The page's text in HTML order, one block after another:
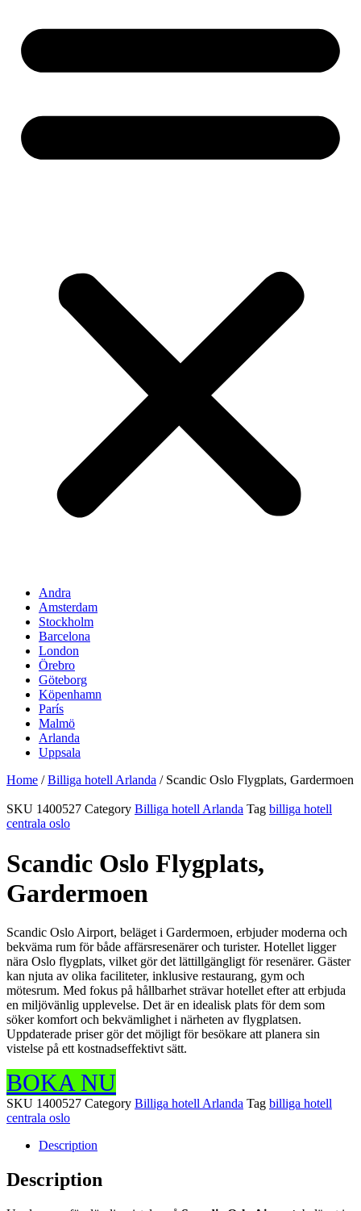
Andra
Amsterdam
Stockholm
Barcelona
London
Örebro
Göteborg
Köpenhamn
París
Malmö
Arlanda
Uppsala
Home /Billiga hotell Arlanda / Scandic Oslo Flygplats, Gardermoen
SKU 1400527 Category Billiga hotell Arlanda Tag billiga hotell
centrala oslo
Scandic Oslo Flygplats,
Gardermoen
Scandic Oslo Airport, beläget i Gardermoen, erbjuder moderna och
bekväma rum för både affärsresenärer och turister. Hotellet ligger
nära Oslo flygplats, vilket gör det lättillgängligt för resenärer. Gäster
kan njuta av olika faciliteter, inklusive restaurang, gym och
mötesrum. Med fokus på hållbarhet strävar hotellet efter att erbjuda
en miljövänlig upplevelse. Det är en idealisk plats för dem som
söker komfort och bekvämlighet i närheten av flygplatsen.
Uppdaterade priser gör det möjligt för besökare att planera sin
vistelse på ett kostnadseffektivt sätt.
BOKA NU
SKU 1400527 Category Billiga hotell Arlanda Tag billiga hotell
centrala oslo
Description
Description